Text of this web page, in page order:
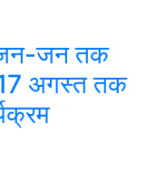
जन-जन तक
अगस्त तक